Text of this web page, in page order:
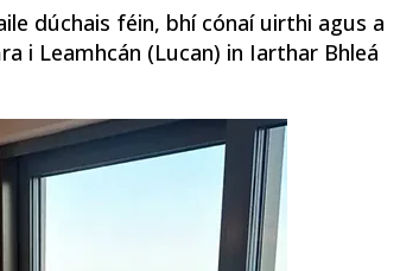
dúchais féin, bhí cónaí uirthi agus a
i Leamhcán (Lucan) in Iarthar Bhleá